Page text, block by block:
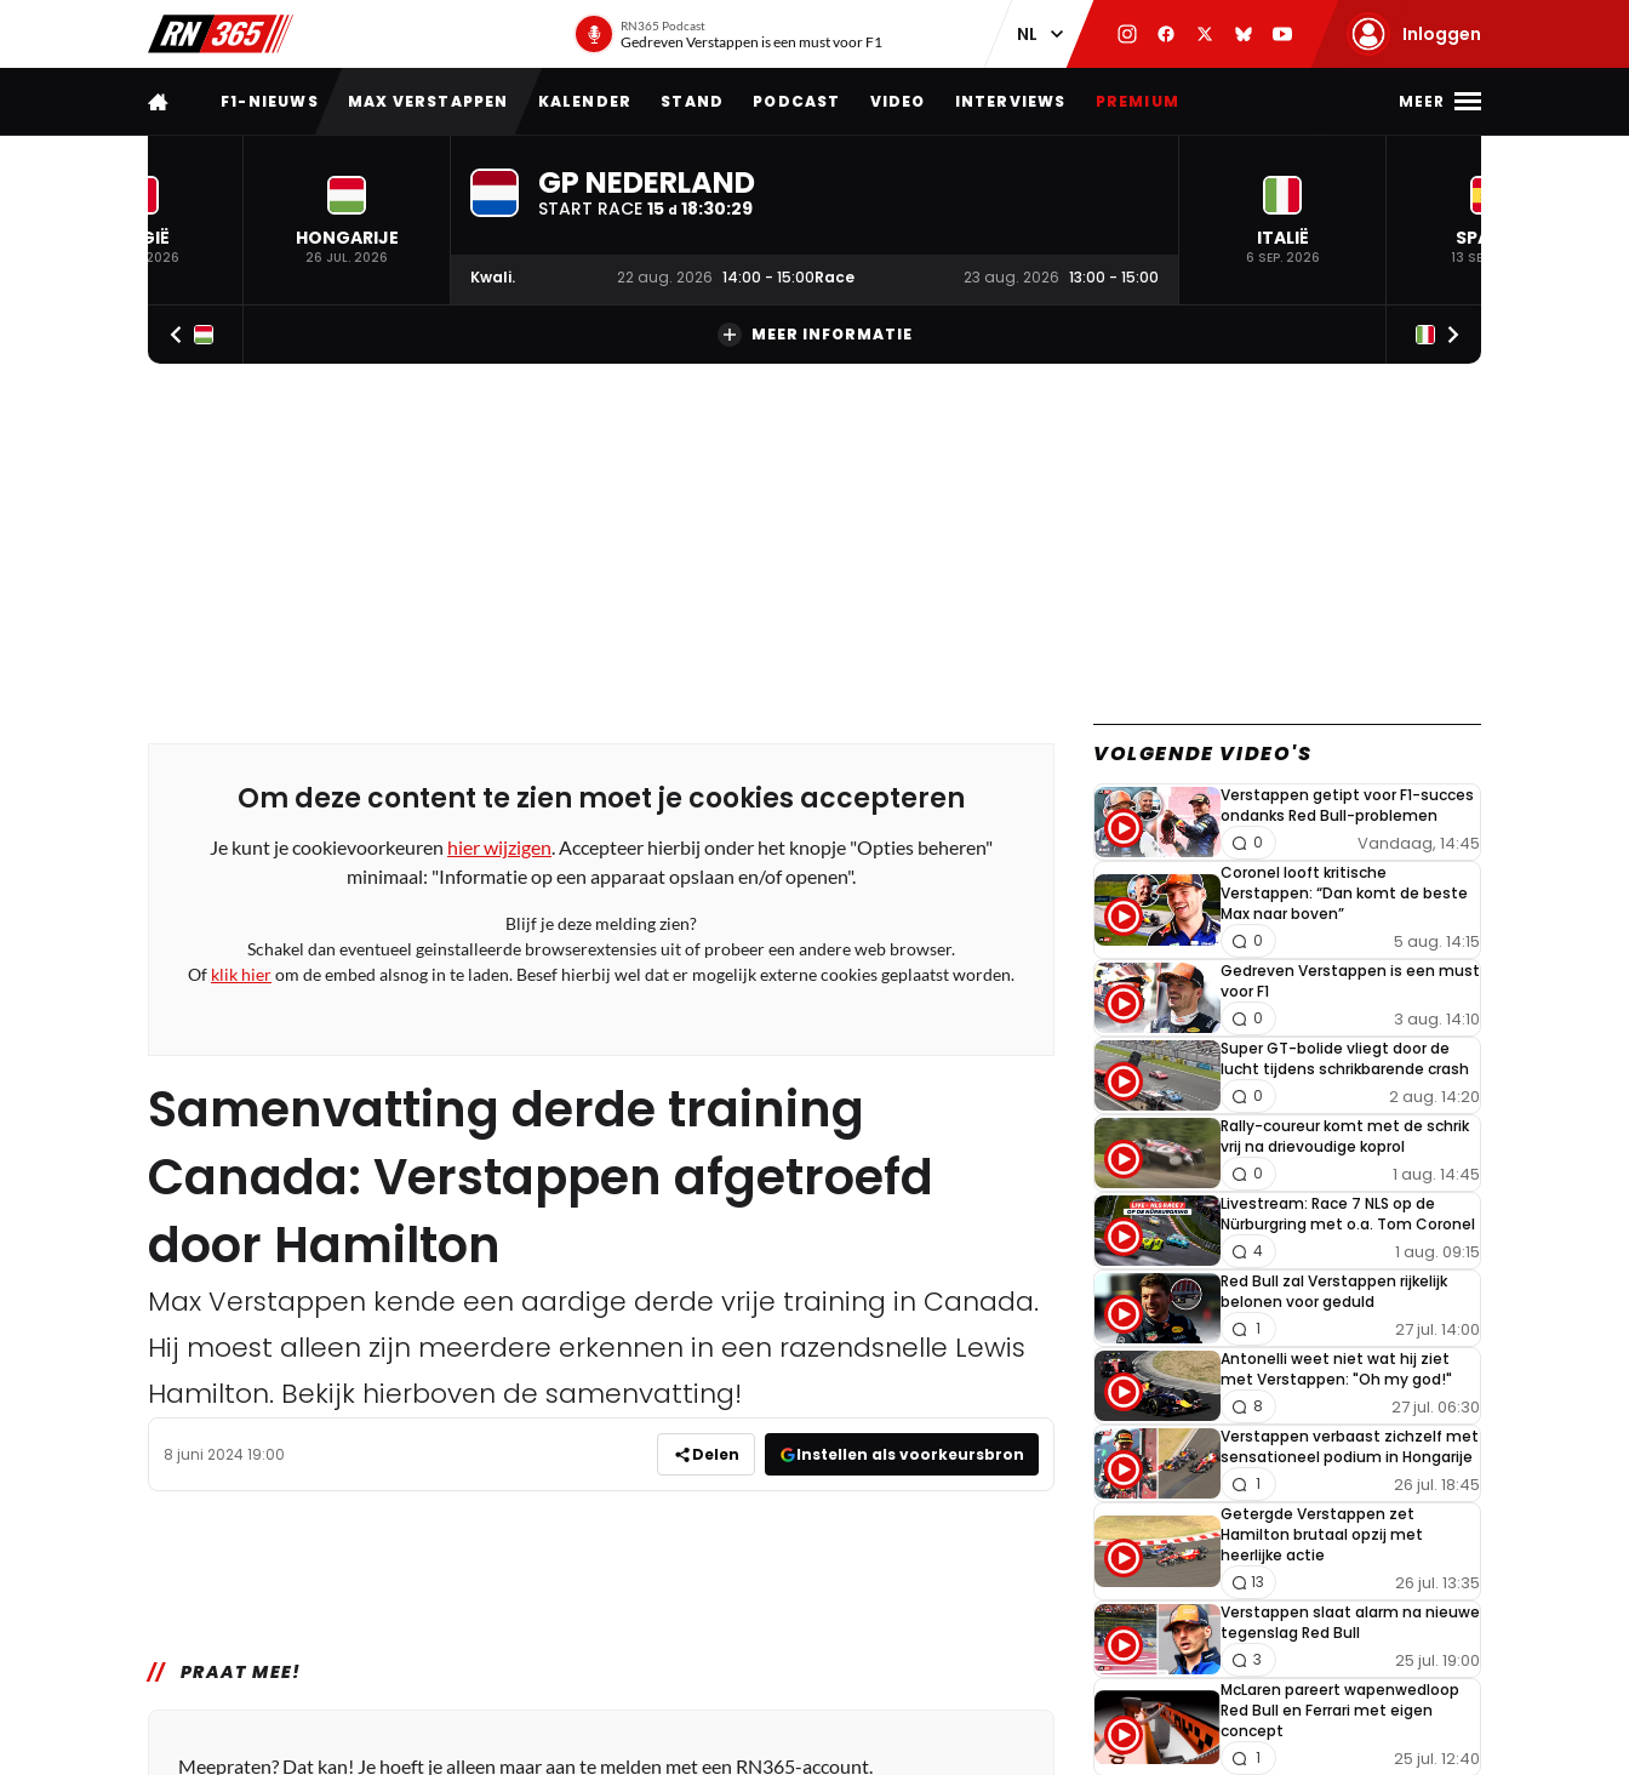
RN365 Podcast
Gedreven Verstappen is een must voor F1 Inloggen
VOLLEDIG MENU
F1-NIEUWS MAX VERSTAPPEN KALENDER STAND PODCAST VIDEO INTERVIEWS PREMIUM MEER
BELGIË
19 JUL. 2026
HONGARIJE
26 JUL. 2026
GP NEDERLAND
START RACE 15 d 18:30:28
Kwali. 22 aug. 2026 14:00 - 15:00Race 23 aug. 2026 13:00 - 15:00
ITALIË
6 SEP. 2026
SPANJE
13 SEP. 2026
MEER INFORMATIE
Om deze content te zien moet je cookies accepteren
Je kunt je cookievoorkeuren hier wijzigen. Accepteer hierbij onder het knopje "Opties beheren"
minimaal: "Informatie op een apparaat opslaan en/of openen".
Blijf je deze melding zien?
Schakel dan eventueel geinstalleerde browserextensies uit of probeer een andere web browser.
Of klik hierom de embed alsnog in te laden. Besef hierbij wel dat er mogelijk externe cookies geplaatst worden.
Samenvatting derde training
Canada: Verstappen afgetroefd
door Hamilton
Max Verstappen kende een aardige derde vrije training in Canada.
Hij moest alleen zijn meerdere erkennen in een razendsnelle Lewis
Hamilton. Bekijk hierboven de samenvatting!
8 juni 2024 19:00 Delen Instellen als voorkeursbron
PRAAT MEE!
Meepraten? Dat kan! Je hoeft je alleen maar aan te melden met een RN365-account.
VOLGENDE VIDEO'S
Verstappen getipt voor F1-succes
ondanks Red Bull-problemen
Vandaag, 14:45
0
Coronel looft kritische
Verstappen: “Dan komt de beste
Max naar boven”
5 aug. 14:15
0
Gedreven Verstappen is een must
voor F1
3 aug. 14:10
0
Super GT-bolide vliegt door de
lucht tijdens schrikbarende crash
2 aug. 14:20
0
Rally-coureur komt met de schrik
vrij na drievoudige koprol
1 aug. 14:45
0
Livestream: Race 7 NLS op de
Nürburgring met o.a. Tom Coronel
1 aug. 09:15
4
Red Bull zal Verstappen rijkelijk
belonen voor geduld
27 jul. 14:00
1
Antonelli weet niet wat hij ziet
met Verstappen: "Oh my god!"
27 jul. 06:30
8
Verstappen verbaast zichzelf met
sensationeel podium in Hongarije
26 jul. 18:45
1
Getergde Verstappen zet
Hamilton brutaal opzij met
heerlijke actie
26 jul. 13:35
13
Verstappen slaat alarm na nieuwe
tegenslag Red Bull
25 jul. 19:00
3
McLaren pareert wapenwedloop
Red Bull en Ferrari met eigen
concept
25 jul. 12:40
1